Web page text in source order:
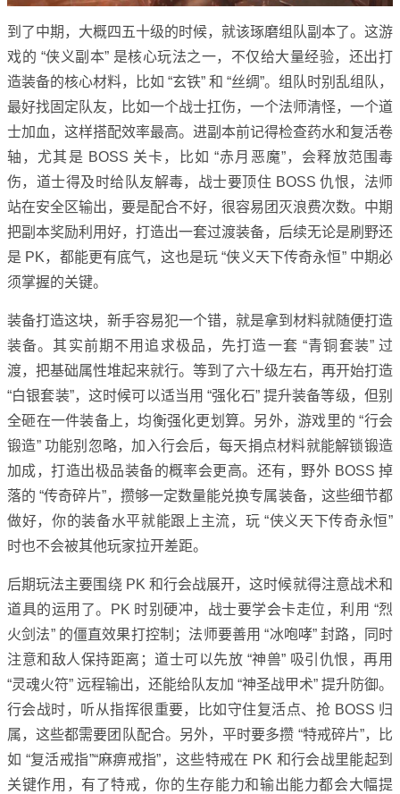
到了中期，大概四五十级的时候，就该琢磨组队副本了。这游
戏的 “侠义副本” 是核心玩法之一，不仅给大量经验，还出打
造装备的核心材料，比如 “玄铁” 和 “丝绸”。组队时别乱组队，
最好找固定队友，比如一个战士扛伤，一个法师清怪，一个道
士加血，这样搭配效率最高。进副本前记得检查药水和复活卷
轴，尤其是 BOSS 关卡，比如 “赤月恶魔”，会释放范围毒
伤，道士得及时给队友解毒，战士要顶住 BOSS 仇恨，法师
站在安全区输出，要是配合不好，很容易团灭浪费次数。中期
把副本奖励利用好，打造出一套过渡装备，后续无论是刷野还
是 PK，都能更有底气，这也是玩 “侠义天下传奇永恒” 中期必
须掌握的关键。
装备打造这块，新手容易犯一个错，就是拿到材料就随便打造
装备。其实前期不用追求极品，先打造一套 “青铜套装” 过
渡，把基础属性堆起来就行。等到了六十级左右，再开始打造
“白银套装”，这时候可以适当用 “强化石” 提升装备等级，但别
全砸在一件装备上，均衡强化更划算。另外，游戏里的 “行会
锻造” 功能别忽略，加入行会后，每天捐点材料就能解锁锻造
加成，打造出极品装备的概率会更高。还有，野外 BOSS 掉
落的 “传奇碎片”，攒够一定数量能兑换专属装备，这些细节都
做好，你的装备水平就能跟上主流，玩 “侠义天下传奇永恒”
时也不会被其他玩家拉开差距。
后期玩法主要围绕 PK 和行会战展开，这时候就得注意战术和
道具的运用了。PK 时别硬冲，战士要学会卡走位，利用 “烈
火剑法” 的僵直效果打控制；法师要善用 “冰咆哮” 封路，同时
注意和敌人保持距离；道士可以先放 “神兽” 吸引仇恨，再用
“灵魂火符” 远程输出，还能给队友加 “神圣战甲术” 提升防御。
行会战时，听从指挥很重要，比如守住复活点、抢 BOSS 归
属，这些都需要团队配合。另外，平时要多攒 “特戒碎片”，比
如 “复活戒指”“麻痹戒指”，这些特戒在 PK 和行会战里能起到
关键作用，有了特戒，你的生存能力和输出能力都会大幅提